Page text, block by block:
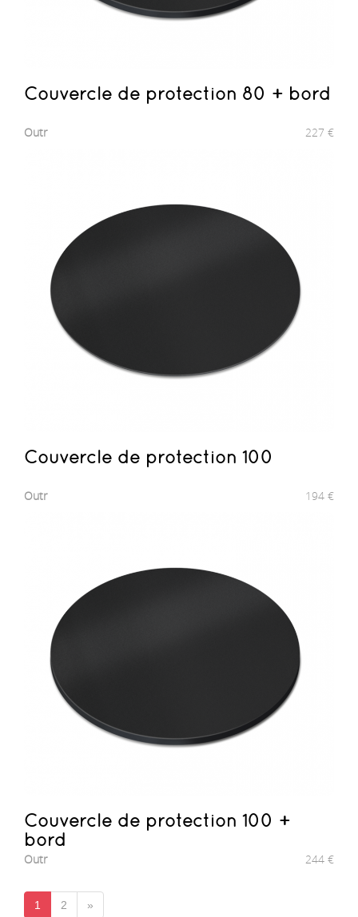
Couvercle de protection 80 + bord
Outr 227 €
Couvercle de protection 100
Outr 194 €
Couvercle de protection 100 +
bord
Outr 244 €
1 2 »